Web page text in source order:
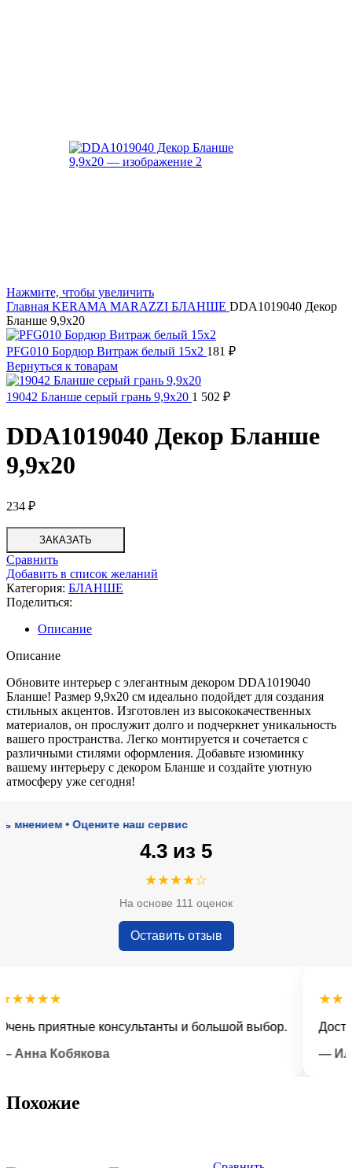
Нажмите, чтобы увеличить
Главная KERAMA MARAZZI БЛАНШЕ DDA1019040 Декор
Бланше 9,9х20
PFG010 Бордюр Витраж белый 15x2 181 ₽
Вернуться к товарам
19042 Бланше серый грань 9,9x20 1 502 ₽
DDA1019040 Декор Бланше
9,9х20
234 ₽
ЗАКАЗАТЬ
Сравнить
Добавить в список желаний
Категория: БЛАНШЕ
Поделиться:
Описание
Описание
Обновите интерьер с элегантным декором DDA1019040
Бланше! Размер 9,9х20 см идеально подойдет для создания
стильных акцентов. Изготовлен из высококачественных
материалов, он прослужит долго и подчеркнет уникальность
вашего пространства. Легко монтируется и сочетается с
различными стилями оформления. Добавьте изюминку
вашему интерьеру с декором Бланше и создайте уютную
атмосферу уже сегодня!
• Оцените наш сервис
4.3 из 5
★★★★☆
На основе 111 оценок
Оставить отзыв
приятные консультанты и большой выбор.
Кобякова
— Илья
Похожие